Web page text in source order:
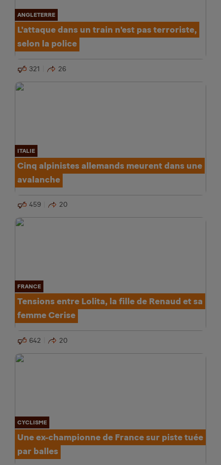
ANGLETERRE
L'attaque dans un train n'est pas terroriste,
selon la police
321 26
ITALIE
Cinq alpinistes allemands meurent dans une
avalanche
459 20
FRANCE
Tensions entre Lolita, la fille de Renaud et sa
femme Cerise
642 20
CYCLISME
Une ex-championne de France sur piste tuée
par balles